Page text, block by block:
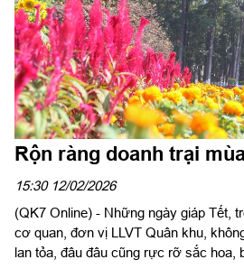
Rộn ràng doanh trại
15:30 12/02/2026
(QK7 Online) - Những ngày giáp Tết,
cơ quan, đơn vị LLVT Quân khu,
lan tỏa, đâu đâu cũng rực rỡ sắc hoa,